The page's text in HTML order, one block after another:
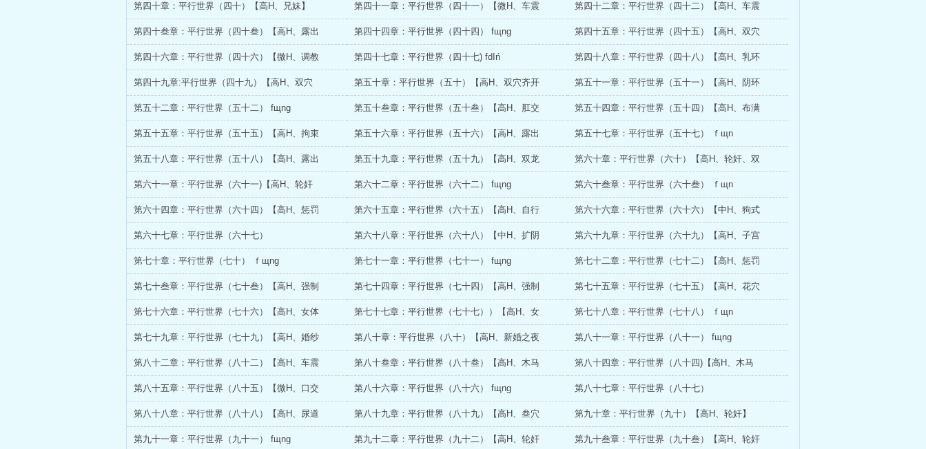
第四十章：平行世界（四十）【高H、兄妹】 第四十一章：平行世界（四十一）【微H、车震 第四十二章：平行世界（四十二）【高H、车震
第四十叁章：平行世界（四十叁）【高H、露出 第四十四章：平行世界（四十四） fщnɡ 第四十五章：平行世界（四十五）【高H、双穴
第四十六章：平行世界（四十六）【微H、调教 第四十七章：平行世界（四十七) fdIń 第四十八章：平行世界（四十八）【高H、乳环
第四十九章:平行世界（四十九）【高H、双穴 第五十章：平行世界（五十）【高H、双穴齐开 第五十一章：平行世界（五十一）【高H、阴环
第五十二章：平行世界（五十二） fщnɡ 第五十叁章：平行世界（五十叁）【高H、肛交 第五十四章：平行世界（五十四）【高H、布满
第五十五章：平行世界（五十五）【高H、拘束 第五十六章：平行世界（五十六）【高H、露出 第五十七章：平行世界（五十七） ｆщn
第五十八章：平行世界（五十八）【高H、露出 第五十九章：平行世界（五十九）【高H、双龙 第六十章：平行世界（六十）【高H、轮奸、双
第六十一章：平行世界（六十一)【高H、轮奸 第六十二章：平行世界（六十二） fщnɡ 第六十叁章：平行世界（六十叁） ｆщn
第六十四章：平行世界（六十四）【高H、惩罚 第六十五章：平行世界（六十五）【高H、自行 第六十六章：平行世界（六十六）【中H、狗式
第六十七章：平行世界（六十七） 第六十八章：平行世界（六十八）【中H、扩阴 第六十九章：平行世界（六十九）【高H、子宫
第七十章：平行世界（七十） ｆщnɡ 第七十一章：平行世界（七十一） fщnɡ 第七十二章：平行世界（七十二）【高H、惩罚
第七十叁章：平行世界（七十叁）【高H、强制 第七十四章：平行世界（七十四）【高H、强制 第七十五章：平行世界（七十五）【高H、花穴
第七十六章：平行世界（七十六）【高H、女体 第七十七章：平行世界（七十七））【高H、女 第七十八章：平行世界（七十八） ｆщn
第七十九章：平行世界（七十九）【高H、婚纱 第八十章：平行世界（八十）【高H、新婚之夜 第八十一章：平行世界（八十一） fщnɡ
第八十二章：平行世界（八十二）【高H、车震 第八十叁章：平行世界（八十叁）【高H、木马 第八十四章：平行世界（八十四)【高H、木马
第八十五章：平行世界（八十五）【微H、口交 第八十六章：平行世界（八十六） fщnɡ 第八十七章：平行世界（八十七）
第八十八章：平行世界（八十八）【高H、尿道 第八十九章：平行世界（八十九）【高H、叁穴 第九十章：平行世界（九十）【高H、轮奸】
第九十一章：平行世界（九十一） fщnɡ 第九十二章：平行世界（九十二）【高H、轮奸 第九十叁章：平行世界（九十叁）【高H、轮奸